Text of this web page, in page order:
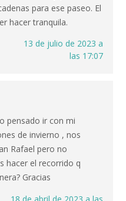
para ese paseo. El
hacer tranquila.
13 de julio de 2023 a
las 17:07
pensado ir con mi
de invierno , nos
Rafael pero no
hacer el recorrido q
Gracias